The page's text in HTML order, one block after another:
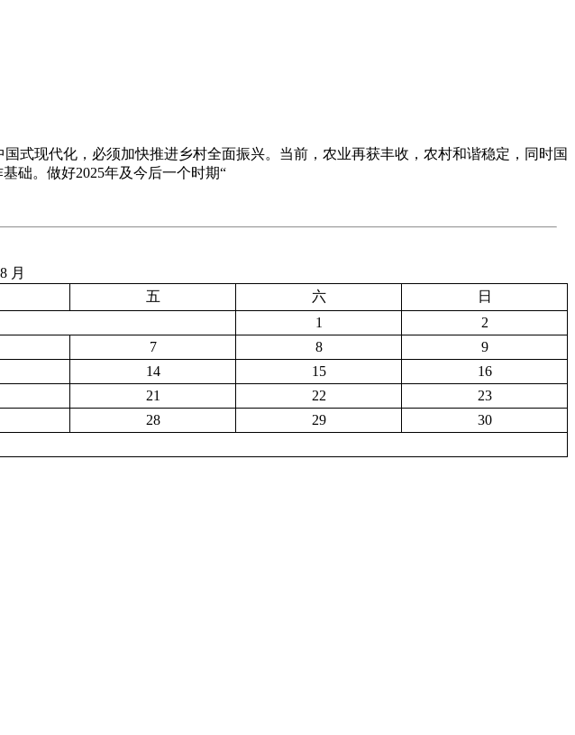
现代化，必须加快推进乡村全面振兴。当前，农业再获丰收，农村和谐稳定，同时国
础。做好2025年及今后一个时期“
月
五 六
日
1
2
7 8
9
14 15
16
21 22
23
28 29
30